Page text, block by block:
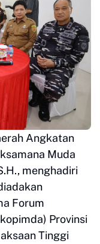
Angkatan
Muda
menghadiri
Forum
Provinsi
Tinggi